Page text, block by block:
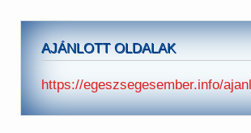
AJÁNLOTT OLDALAK
https://egeszsegesember.info/